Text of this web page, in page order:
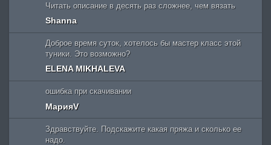
Читать описание в десять раз сложнее, чем вязать
Shanna
Доброе время суток, хотелось бы мастер класс этой
туники. Это возможно?
ELENA MIKHALEVA
ошибка при скачивании
МарияV
Здравствуйте. Подскажите какая пряжа и сколько ее
надо.